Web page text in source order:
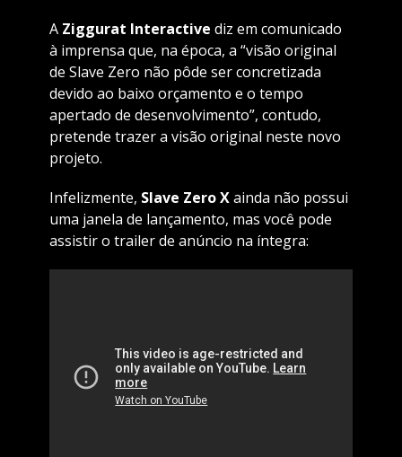
A Ziggurat Interactive diz em comunicado
à imprensa que, na época, a “visão original
de Slave Zero não pôde ser concretizada
devido ao baixo orçamento e o tempo
apertado de desenvolvimento”, contudo,
pretende trazer a visão original neste novo
projeto.
Infelizmente, Slave Zero Xainda não possui
uma janela de lançamento, mas você pode
assistir o trailer de anúncio na íntegra: